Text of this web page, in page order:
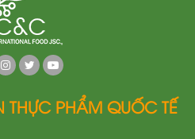
PHẨM QUỐC TẾ